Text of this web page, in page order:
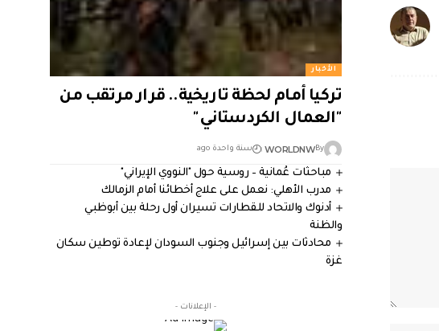
الأخبار
تركيا أمام لحظة تاريخية.. قرار مرتقب من
"العمال الكردستاني"
By
WORLDNW سنة واحدة ago
مباحثات عُمانية – روسية حول "النووي الإيراني"
مدرب الأهلي: نعمل على علاج أخطائنا أمام الزمالك
أدنوك والاتحاد للقطارات تسيران أول رحلة بين أبوظبي
والظنة
محادثات بين إسرائيل وجنوب السودان لإعادة توطين سكان
غزة
- الإعلانات -